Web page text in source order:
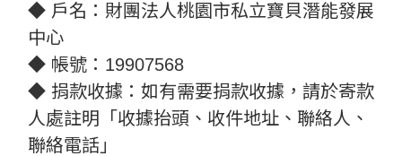
◆ 戶名：財團法人桃園市私立寶貝潛能發展
中心
◆ 帳號：19907568
◆ 捐款收據：如有需要捐款收據，請於寄款
人處註明「收據抬頭、收件地址、聯絡人、
聯絡電話」